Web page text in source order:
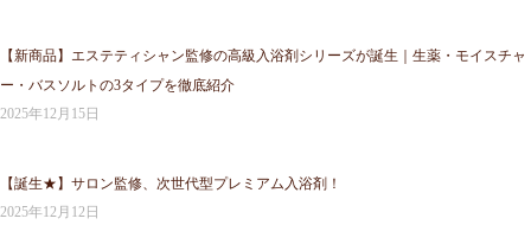
【新商品】エステティシャン監修の高級入浴剤シリーズが誕生｜生薬・モイスチャ
ー・バスソルトの3タイプを徹底紹介
2025年12月15日
【誕生★】サロン監修、次世代型プレミアム入浴剤！
2025年12月12日